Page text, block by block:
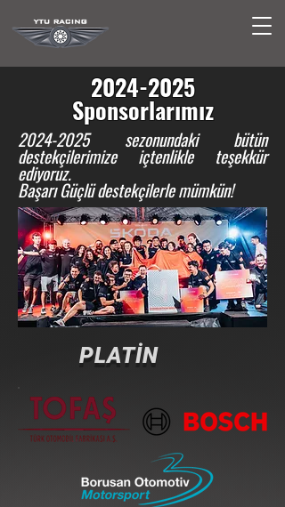
2024-2025
Sponsorlarımız
2024-2025sezonundaki bütün
destekçilerimize içtenlikle teşekkür
ediyoruz.
Başarı Güçlü destekçilerle mümkün!
PLATİN